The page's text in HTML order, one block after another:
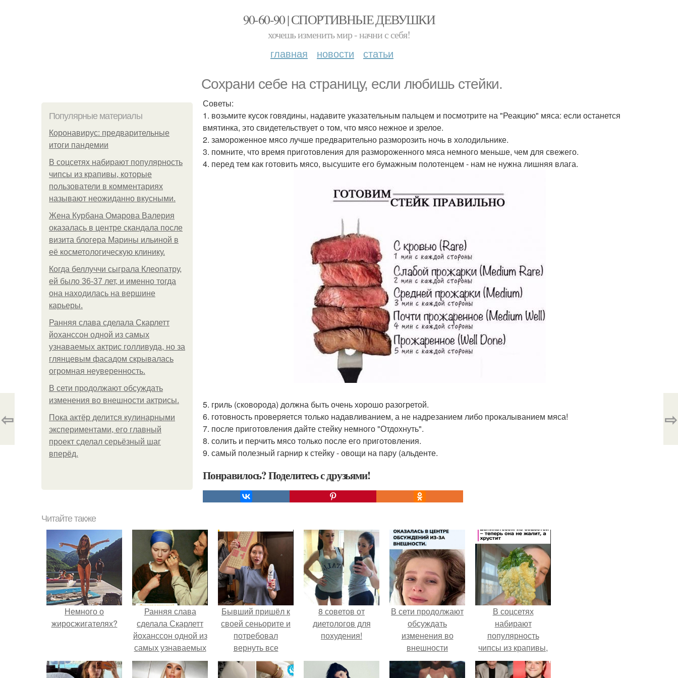
90-60-90 | СПОРТИВНЫЕ ДЕВУШКИ
хочешь изменить мир - начни с себя!
главная новости статьи
Сохрани себе на страницу, если любишь стейки.
Популярные материалы
Коронавирус: предварительные
итоги пандемии
В соцсетях набирают популярность
чипсы из крапивы, которые
пользователи в комментариях
называют неожиданно вкусными.
Жена Курбана Омарова Валерия
оказалась в центре скандала после
визита блогера Марины ильиной в
её косметологическую клинику.
Когда беллуччи сыграла Клеопатру,
ей было 36-37 лет, и именно тогда
она находилась на вершине
карьеры.
Ранняя слава сделала Скарлетт
йоханссон одной из самых
узнаваемых актрис голливуда, но за
глянцевым фасадом скрывалась
огромная неуверенность.
В сети продолжают обсуждать
изменения во внешности актрисы.
Пока актёр делится кулинарными
экспериментами, его главный
проект сделал серьёзный шаг
вперёд.
Советы:
1. возьмите кусок говядины, надавите указательным пальцем и посмотрите на "Реакцию" мяса: если останется
вмятинка, это свидетельствует о том, что мясо нежное и зрелое.
2. замороженное мясо лучше предварительно разморозить ночь в холодильнике.
3. помните, что время приготовления для размороженного мяса немного меньше, чем для свежего.
4. перед тем как готовить мясо, высушите его бумажным полотенцем - нам не нужна лишняя влага.
5. гриль (сковорода) должна быть очень хорошо разогретой.
6. готовность проверяется только надавливанием, а не надрезанием либо прокалыванием мяса!
7. после приготовления дайте стейку немного "Отдохнуть".
8. солить и перчить мясо только после его приготовления.
9. самый полезный гарнир к стейку - овощи на пару (альденте.
Понравилось? Поделитесь с друзьями!
⇦ ⇨
Читайте также
Немного о
жиросжигателях?
Ранняя слава
сделала Скарлетт
йоханссон одной из
самых узнаваемых
актрис голливуда,
но за глянцевым
Бывший пришёл к
своей сеньорите и
потребовал
вернуть все
подарки.
8 советов от
диетологов для
похудения!
В сети продолжают
обсуждать
изменения во
внешности
актрисы.
В соцсетях
набирают
популярность
чипсы из крапивы,
которые
пользователи в